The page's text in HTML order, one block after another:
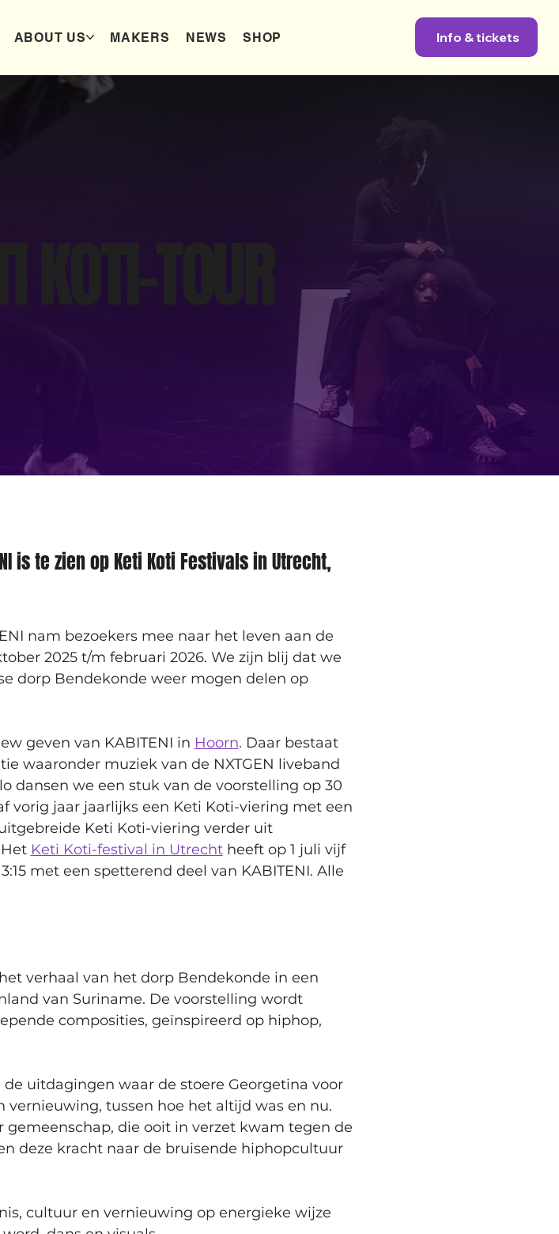
ABOUT US MAKERS NEWS SHOP Info & tickets
TOUR
is te zien op Keti Koti Festivals in Utrecht,
nam bezoekers mee naar het leven aan de
2025 t/m februari 2026. We zijn blij dat we
dorp Bendekonde weer mogen delen op
geven van KABITENI in Hoorn. Daar bestaat
waaronder muziek van de NXTGEN liveband
dansen we een stuk van de voorstelling op 30
vorig jaar jaarlijks een Keti Koti-viering met een
Keti Koti-viering verder uit
Het Keti Koti-festival in Utrecht heeft op 1 juli vijf
met een spetterend deel van KABITENI. Alle
verhaal van het dorp Bendekonde in een
van Suriname. De voorstelling wordt
composities, geïnspireerd op hiphop,
de uitdagingen waar de stoere Georgetina voor
tussen hoe het altijd was en nu.
die ooit in verzet kwam tegen de
deze kracht naar de bruisende hiphopcultuur
cultuur en vernieuwing op energieke wijze